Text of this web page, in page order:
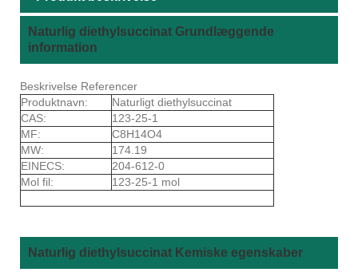
Naturlig diethylsuccinat Grundlæggende
information
Beskrivelse Referencer
Produktnavn:
Naturligt diethylsuccinat
CAS:
123-25-1
MF:
C8H14O4
MW:
174.19
EINECS:
204-612-0
Mol fil:
123-25-1 mol
Naturlig diethylsuccinat Kemiske egenskaber